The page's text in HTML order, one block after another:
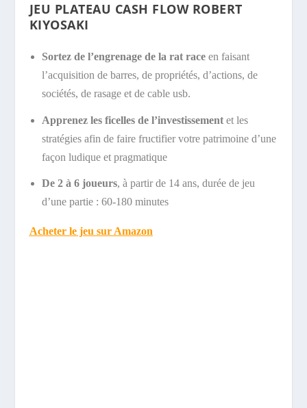
JEU PLATEAU CASH FLOW ROBERT
KIYOSAKI
Sortez de l’engrenage de la rat raceen faisant
l’acquisition de barres, de propriétés, d’actions, de
sociétés, de rasageet de cable usb.
Apprenez les ficelles de l’investissementet les
stratégies afin de faire fructifier votre patrimoine d’une
façon ludique et pragmatique
De 2 à 6 joueurs, à partir de 14 ans, durée de jeu
d’une partie : 60-180 minutes
Acheter le jeu sur Amazon